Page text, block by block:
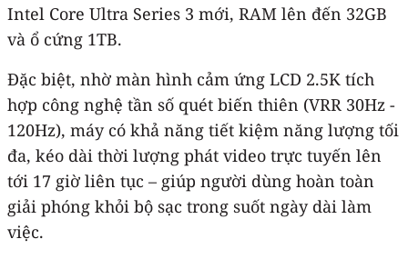
Intel Core Ultra Series 3 mới, RAM lên đến 32GB
và ổ cứng 1TB.
Đặc biệt, nhờ màn hình cảm ứng LCD 2.5K tích
hợp công nghệ tần số quét biến thiên (VRR 30Hz -
120Hz), máy có khả năng tiết kiệm năng lượng tối
đa, kéo dài thời lượng phát video trực tuyến lên
tới 17 giờ liên tục – giúp người dùng hoàn toàn
giải phóng khỏi bộ sạc trong suốt ngày dài làm
việc. ​